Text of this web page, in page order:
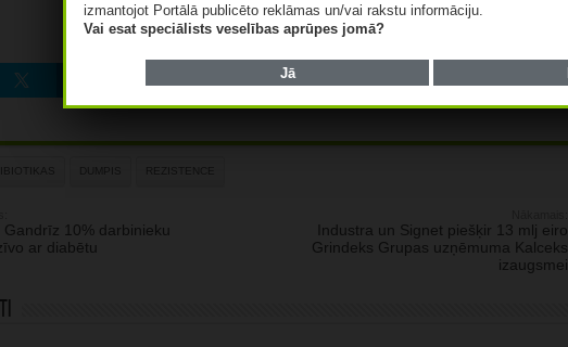
DUMPIS REZISTENCE
Gandrīz 10% darbinieku
ar diabētu
Industra un Signet piešķir 13 mlj eiro
Grindeks Grupas uzņēmuma Kalceks
izaugsmei
izmantojot Portālā publicēto reklāmas un/vai rakstu informāciju.
Vai esat speciālists veselības aprūpes jomā?
Jā